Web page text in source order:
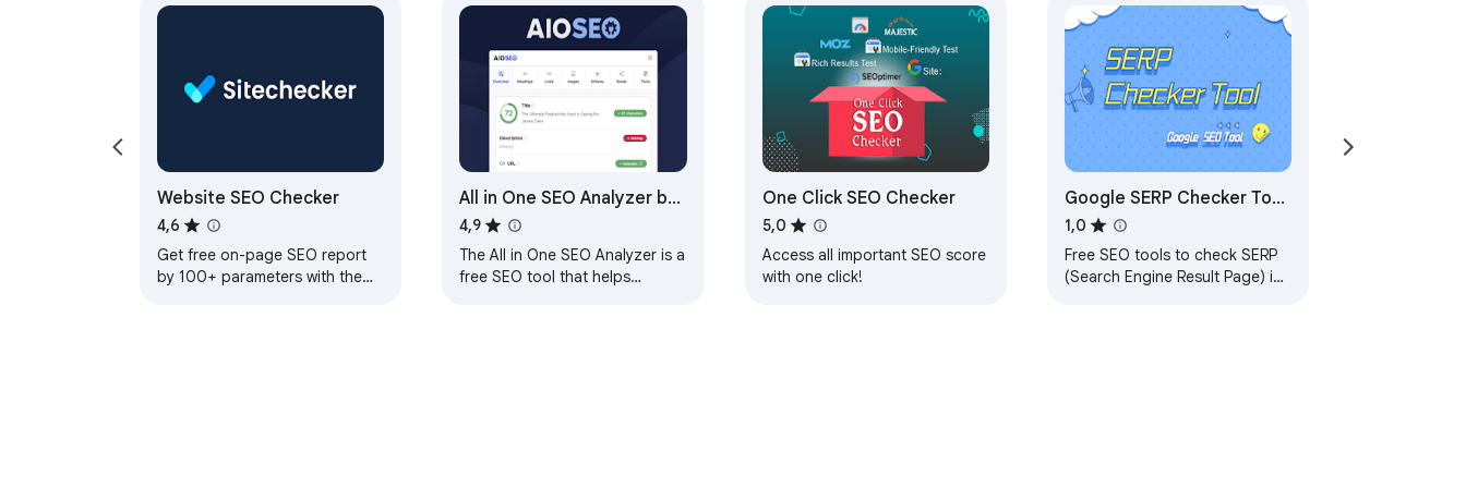
Website SEO Checker
4,6
Get free on-page SEO report
by 100+ parameters with the
All in One SEO Analyzer by
AIOSEO
4,9
The All in One SEO Analyzer is a
free SEO tool that helps
One Click SEO Checker
5,0
Access all important SEO score
with one click!
Google SERP Checker Tool
& serp stat API
1,0
Free SEO tools to check SERP
(Search Engine Result Page) in